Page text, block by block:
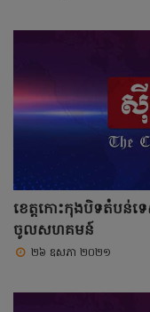
ខេត្តកោះកុងបិទតំបន់
ចូលសហគមន៍
២៦ ឧសភា ២០២១